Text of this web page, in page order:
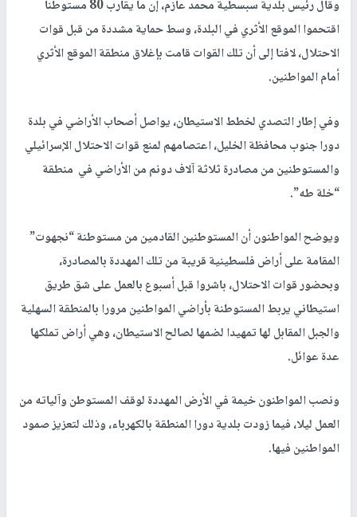
وقال رئيس بلدية سبسطية محمد عازم، إن ما يقارب 80 مستوطنا
اقتحموا الموقع الأثري في البلدة، وسط حماية مشددة من قبل قوات
الاحتلال، لافتا إلى أن تلك القوات قامت بإغلاق منطقة الموقع الأثري
أمام المواطنين.
وفي إطار التصدي لخطط الاستيطان، يواصل أصحاب الأراضي في بلدة
دورا جنوب محافظة الخليل، اعتصامهم لمنع قوات الاحتلال الإسرائيلي
والمستوطنين من مصادرة ثلاثة آلاف دونم من الأراضي في منطقة
“خلة طه”.
ويوضح المواطنون أن المستوطنين القادمين من مستوطنة “نجهوت”
المقامة على أراض فلسطينية قريبة من تلك المهددة بالمصادرة،
وبحضور قوات الاحتلال، باشروا قبل أسبوع بالعمل على شق طريق
استيطاني يربط المستوطنة بأراضي المواطنين مرورا بالمنطقة السهلية
والجبل المقابل لها تمهيدا لضمها لصالح الاستيطان، وهي أراض تملكها
عدة عوائل.
ونصب المواطنون خيمة في الأرض المهددة لوقف المستوطن وآلياته من
العمل ليلا، فيما زودت بلدية دورا المنطقة بالكهرباء، وذلك لتعزيز صمود
المواطنين فيها.